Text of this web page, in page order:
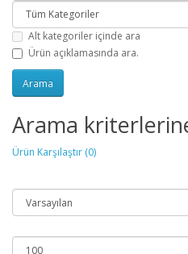
Alt kategoriler içinde ara
Ürün açıklamasında ara.
Arama
Ürün Karşılaştır (0)